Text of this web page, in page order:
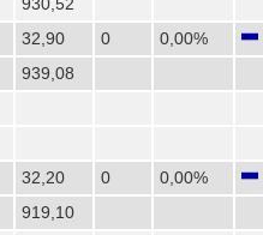
32,90 0
0,00%
939,08
32,20 0
0,00%
919,10